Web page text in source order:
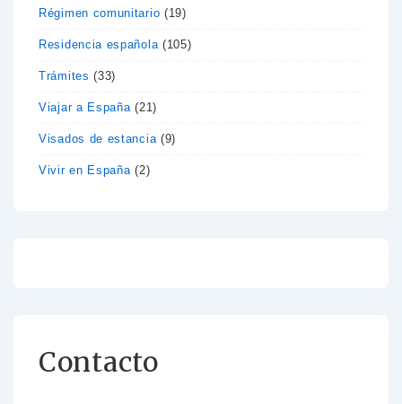
Régimen comunitario (19)
Residencia española(105)
Trámites (33)
Viajar a España(21)
Visados de estancia(9)
Vivir en España(2)
Contacto